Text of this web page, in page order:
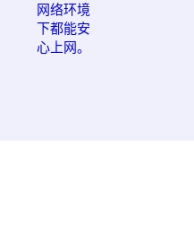
网络环境
下都能安
心上网。